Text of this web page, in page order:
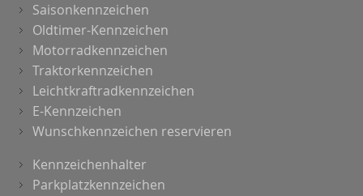
Saisonkennzeichen
Oldtimer-Kennzeichen
Motorradkennzeichen
Traktorkennzeichen
Leichtkraftradkennzeichen
E-Kennzeichen
Wunschkennzeichen reservieren
Kennzeichenhalter
Parkplatzkennzeichen